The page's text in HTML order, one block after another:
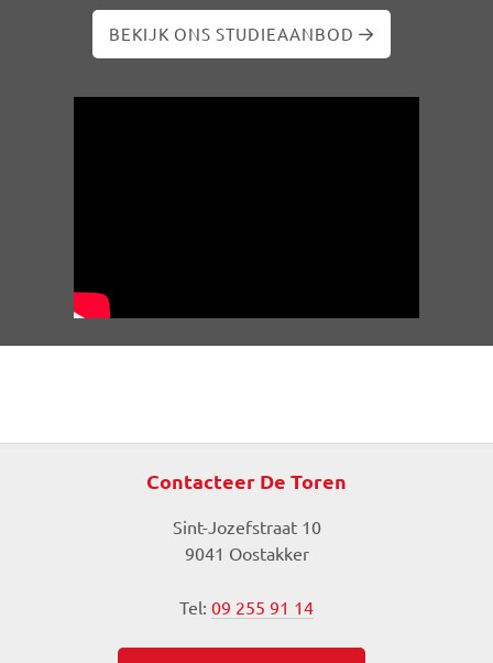
BEKIJK ONS STUDIEAANBOD
Contacteer De Toren
Sint-Jozefstraat 10
9041 Oostakker
Tel: 09 255 91 14